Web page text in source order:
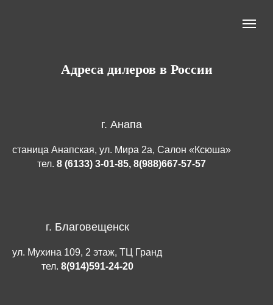
Адреса дилеров в России
г. Анапа
станица Анапская, ул. Мира 2а, Салон «Ксюша»
тел. 8 (6133) 3-01-85, 8(988)667-57-57
г. Благовещенск
ул. Мухина 109, 2 этаж, ТЦ Гранд
тел. 8(914)591-24-20